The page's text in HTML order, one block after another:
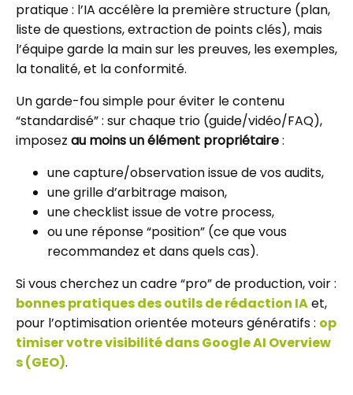
pratique : l’IA accélère la première structure (plan,
liste de questions, extraction de points clés), mais
l’équipe garde la main sur les preuves, les exemples,
la tonalité, et la conformité.
Un garde-fou simple pour éviter le contenu
“standardisé” : sur chaque trio (guide/vidéo/FAQ),
imposez au moins un élément propriétaire:
une capture/observation issue de vos audits,
une grille d’arbitrage maison,
une checklist issue de votre process,
ou une réponse “position” (ce que vous
recommandez et dans quels cas).
Si vous cherchez un cadre “pro” de production, voir :
bonnes pratiques des outils de rédaction IAet,
pour l’optimisation orientée moteurs génératifs : op
timiser votre visibilité dans Google AI Overview
s (GEO).